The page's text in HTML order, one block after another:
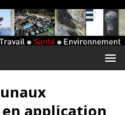
application